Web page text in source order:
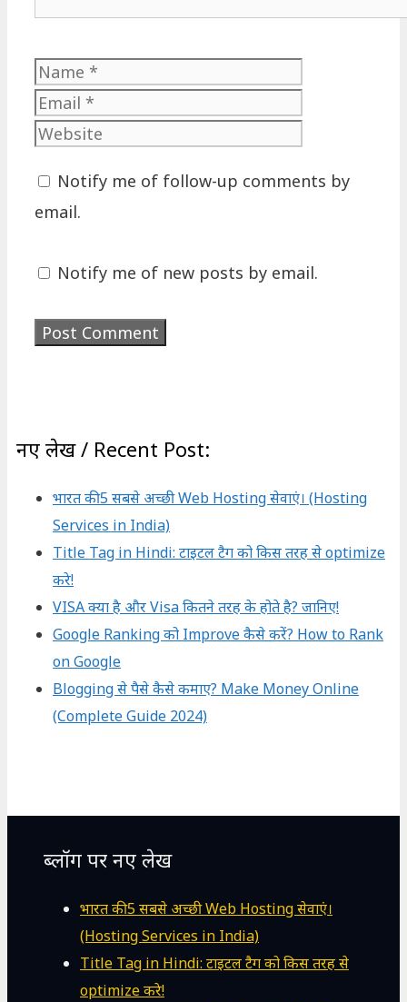
Name
Notify me of follow-up comments by
email.
Notify me of new posts by email.
नए लेख / Recent Post:
भारत की 5 सबसे अच्छी Web Hosting सेवाएं। (Hosting
Services in India)
Title Tag in Hindi: टाइटल टैग को किस तरह से optimize
करे!
VISA क्या है और Visa कितने तरह के होते है? जानिए!
Google Ranking को Improve कैसे करें? How to Rank
on Google
Blogging से पैसे कैसे कमाए? Make Money Online
(Complete Guide 2024)
ब्लॉग पर नए लेख
भारत की 5 सबसे अच्छी Web Hosting सेवाएं।
(Hosting Services in India)
Title Tag in Hindi: टाइटल टैग को किस तरह से
optimize करे!